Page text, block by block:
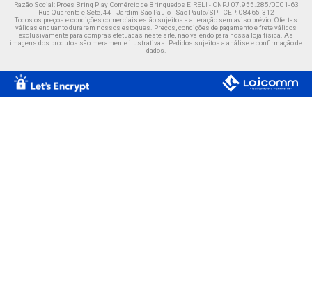
Razão Social: Proes Brinq Play Comércio de Brinquedos EIRELI - CNPJ 07.955.285/0001-63
Rua Quarenta e Sete, 44 - Jardim São Paulo - São Paulo/SP - CEP: 08465-312
Todos os preços e condições comerciais estão sujeitos a alteração sem aviso prévio. Ofertas
válidas enquanto durarem nossos estoques. Preços, condições de pagamento e frete válidos
exclusivamente para compras efetuadas neste site, não valendo para nossa loja física. As
imagens dos produtos são meramente ilustrativas. Pedidos sujeitos a análise e confirmação de
dados.